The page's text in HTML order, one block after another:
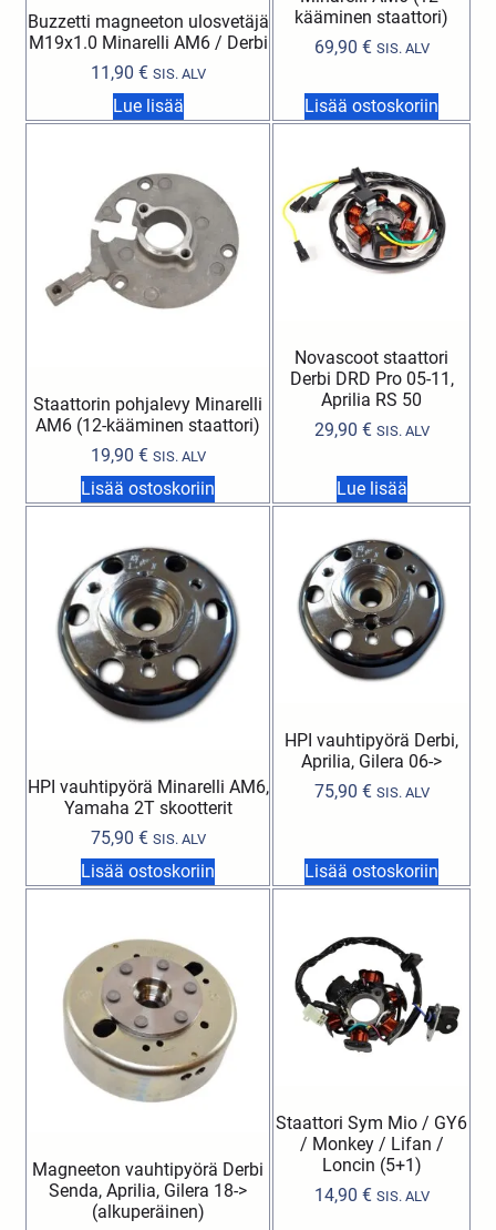
Buzzetti magneeton ulosvetäjä
M19x1.0 Minarelli AM6 / Derbi
11,90 € SIS. ALV
Lue lisää
kääminen staattori)
69,90 € SIS. ALV
Lisää ostoskoriin
Staattorin pohjalevy Minarelli
AM6 (12-kääminen staattori)
19,90 € SIS. ALV
Lisää ostoskoriin
Novascoot staattori
Derbi DRD Pro 05-11,
Aprilia RS 50
29,90 € SIS. ALV
Lue lisää
HPI vauhtipyörä Minarelli AM6,
Yamaha 2T skootterit
75,90 € SIS. ALV
Lisää ostoskoriin
HPI vauhtipyörä Derbi,
Aprilia, Gilera 06->
75,90 € SIS. ALV
Lisää ostoskoriin
Magneeton vauhtipyörä Derbi
Senda, Aprilia, Gilera 18->
(alkuperäinen)
Staattori Sym Mio / GY6
/ Monkey / Lifan /
Loncin (5+1)
14,90 € SIS. ALV